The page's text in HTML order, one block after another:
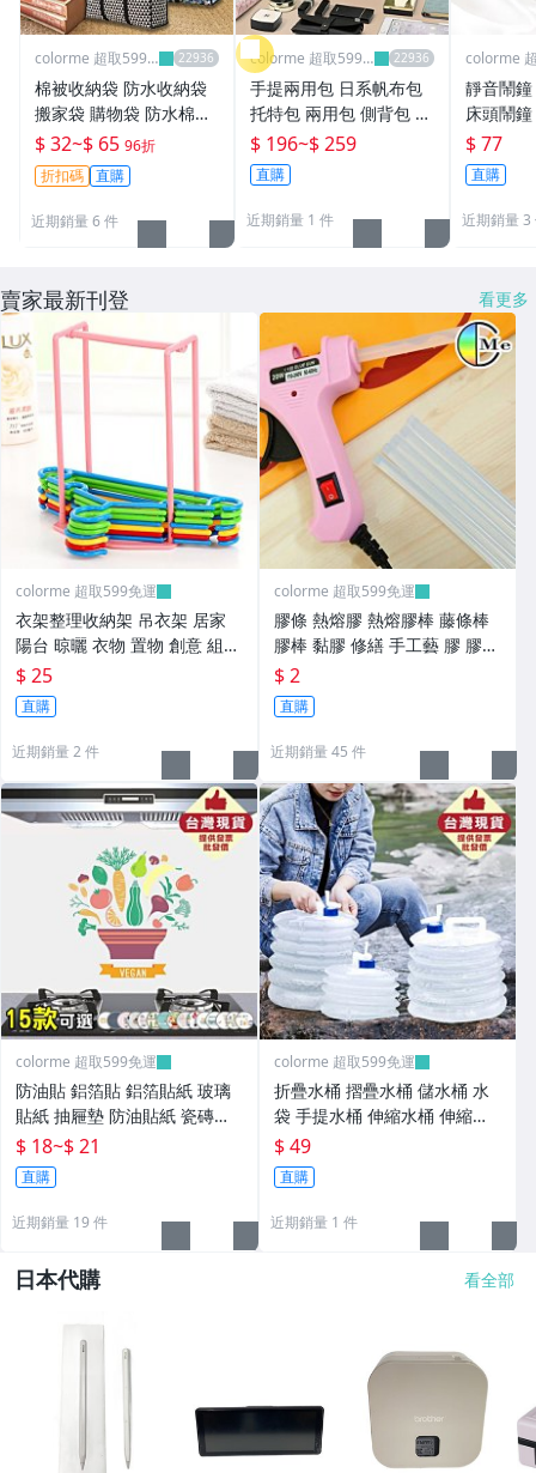
colorme 超取599
棉被收納袋 防水收納袋
搬家袋 購物袋 防水棉被
袋 環保袋 收納袋 行李袋
旅行袋 超大容量 編織收
納袋 搬家神器 防塵袋
【Q001】Color_me
$ 32~$ 65 96折
折扣碼 直購
近期銷量 6 件
colorme 超取599
免運
手提兩用包 日系帆布包
托特包 兩用包 側背包 斜
背包 手提包 肩背包 日韓
千層帆布包 加厚帆布包
媽媽包【A003】Color
me
$ 196~$ 259
直購
近期銷量 1 件
colorme
靜音鬧
床頭鬧
約電子
內溫度計 【Q246】Colo
r me
$ 77
直購
近期銷量 3
賣家最新刊登 看更多
colorme 超取599免運
衣架整理收納架 吊衣架 居家
陽台 晾曬 衣物 置物 創意 組裝
手提 移動【L111】Color_me
$ 25
直購
近期銷量 2 件
colorme 超取599免運
膠條 熱熔膠 熱熔膠棒 藤條棒
膠棒 黏膠 修繕 手工藝 膠 膠水
熱熔膠條 DIY 半透明【B012】
Color_me
$ 2
直購
近期銷量 45 件
colorme 超取599免運
防油貼 鋁箔貼 鋁箔貼紙 玻璃
貼紙 抽屜墊 防油貼紙 瓷磚貼
紙 萬用防油貼【N032】Color
_me
$ 18~$ 21
直購
近期銷量 19 件
colorme 超取599免運
折疊水桶 摺疊水桶 儲水桶 水
袋 手提水桶 伸縮水桶 伸縮水
袋 戶外水桶 蓄水桶 蓄水箱 儲
水袋 風琴水桶 登山 露營【M1
54】Color_me
$ 49
直購
近期銷量 1 件
日本代購 看全部